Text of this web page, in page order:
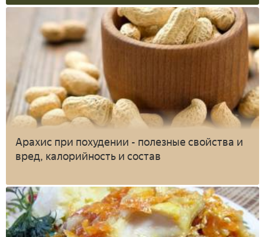
Арахис при похудении - полезные свойства и
вред, калорийность и состав